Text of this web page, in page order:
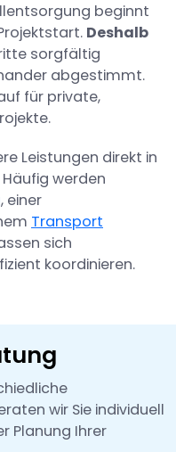
beginnt
Deshalb
sorgfältig
abgestimmt.
für private,
Leistungen direkt in
werden
, einer
Transport
sich
koordinieren.
wir Sie individuell
Planung Ihrer